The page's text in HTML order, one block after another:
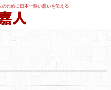
ために日本一熱い想いを伝える